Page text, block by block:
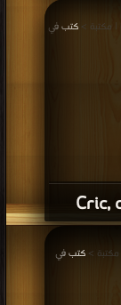
كتب في
كتب في